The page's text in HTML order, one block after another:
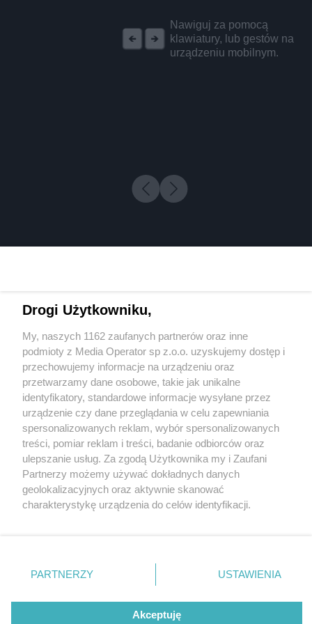
Nawiguj za pomocą
klawiatury, lub gestów na
urządzeniu mobilnym.
1 / 0
Wydawca mediów lokalnych
Nie zapomnij
zapoznać się z:
polityką prywatności
Twojemiasto
Piekary Śląskie
Chorzów
Tarnowskie Góry
Gliwice
Skontakuj sięz nami
Kontakt
Redakcja
Newsletter
Drogi Użytkowniku,
My, naszych 1162 zaufanych partnerów oraz inne
podmioty z Media Operator sp z.o.o. uzyskujemy dostęp i
przechowujemy informacje na urządzeniu oraz
przetwarzamy dane osobowe, takie jak unikalne
identyfikatory, standardowe informacje wysyłane przez
urządzenie czy dane przeglądania w celu zapewniania
spersonalizowanych reklam, wybór spersonalizowanych
treści, pomiar reklam i treści, badanie odbiorców oraz
ulepszanie usług. Za zgodą Użytkownika my i Zaufani
Partnerzy możemy używać dokładnych danych
geolokalizacyjnych oraz aktywnie skanować
charakterystykę urządzenia do celów identyfikacji.
zmienić/wycofać klikając przycisk ustawień prywatności
znajdujący się w lewym dolnym rogu strony
rodzaje przetwarzania danych nie wymagają zgody
użytkownika, ale masz prawo sprzeciwić się takiemu
PARTNERZY USTAWIENIA
Akceptuję